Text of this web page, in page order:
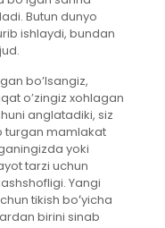
Butun dunyo
ishlaydi, bundan
bo’lsangiz,
o’zingiz xohlagan
anglatadiki, siz
turgan mamlakat
yoki
tarzi uchun
Yangi
tikish boʻyicha
birini sinab